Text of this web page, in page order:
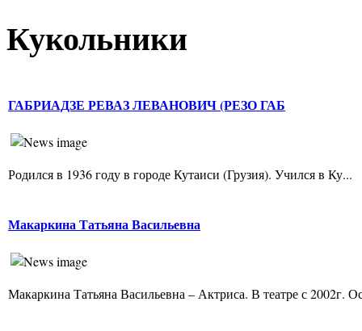
Кукольники
ГАБРИАДЗЕ РЕВАЗ ЛЕВАНОВИЧ (РЕЗО ГАБ
Родился в 1936 году в городе Кутаиси (Грузия). Учился в Ку...
Макаркина Татьяна Васильевна
Макаркина Татьяна Васильевна – Актриса. В театре с 2002г.